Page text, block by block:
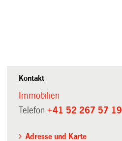
Kontakt
Immobilien
Telefon+41 52 267 57 19
Adresse und Karte